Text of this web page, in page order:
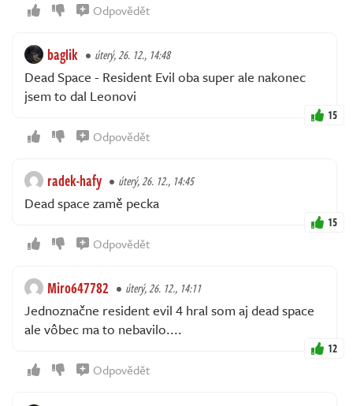
Odpovědět
baglik úterý, 26. 12., 14:48
Dead Space - Resident Evil oba super ale nakonec
jsem to dal Leonovi
15
Odpovědět
radek-hafy úterý, 26. 12., 14:45
Dead space zamě pecka
15
Odpovědět
Miro647782 úterý, 26. 12., 14:11
Jednoznačne resident evil 4 hral som aj dead space
ale vôbec ma to nebavilo....
12
Odpovědět